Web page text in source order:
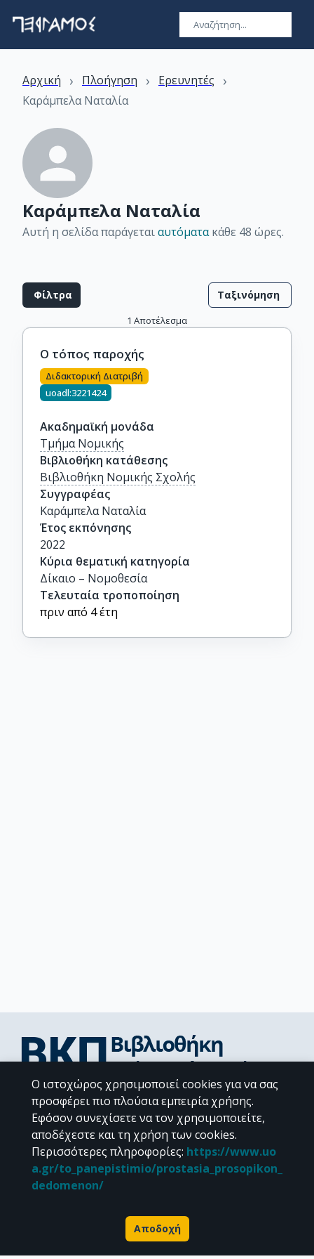
Αρχική › Πλοήγηση › Ερευνητές ›
Καράμπελα Ναταλία
Καράμπελα Ναταλία
Αυτή η σελίδα παράγεταιαυτόματακάθε 48 ώρες.
Φίλτρα Ταξινόμηση
1 Αποτέλεσμα
O τόπος παροχής
Διδακτορική Διατριβή
uoadl:3221424
Ακαδημαϊκή μονάδα
Τμήμα Νομικής
Βιβλιοθήκη κατάθεσης
Βιβλιοθήκη Νομικής Σχολής
Συγγραφέας
Καράμπελα Ναταλία
Έτος εκπόνησης
2022
Κύρια θεματική κατηγορία
Δίκαιο – Νομοθεσία
Τελευταία τροποποίηση
πριν από 4 έτη
Διεύθυνση Βιβλιοθήκης & Κέντρου Πληροφόρησης
Βιβλιοθήκες Σχολών του ΕΚΠΑ
Υπολογιστικό Κέντρο Βιβλιοθηκών
Επικοινωνία / Helpdesk
Ο ιστοχώρος χρησιμοποιεί cookies για να σας
προσφέρει πιο πλούσια εμπειρία χρήσης.
Εφόσον συνεχίσετε να τον χρησιμοποιείτε,
αποδέχεστε και τη χρήση των cookies.
Περισσότερες πληροφορίες: https://www.uo
a.gr/to_panepistimio/prostasia_prosopikon_
dedomenon/
Αποδοχή